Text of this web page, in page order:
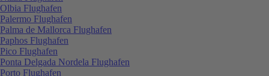
Olbia Flughafen
Palermo Flughafen
Palma de Mallorca Flughafen
Paphos Flughafen
Pico Flughafen
Ponta Delgada Nordela Flughafen
Porto Flughafen